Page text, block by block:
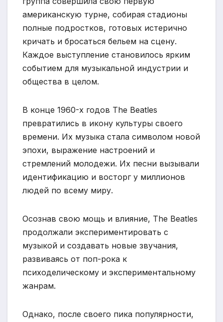
американскую турне, собирая стадионы
полные подростков, готовых истерично
кричать и бросаться бельем на сцену.
Каждое выступление становилось ярким
событием для музыкальной индустрии и
общества в целом.
В конце 1960-х годов The Beatles
превратились в икону культуры своего
времени. Их музыка стала символом новой
эпохи, выражение настроений и
стремлений молодежи. Их песни вызывали
идентификацию и восторг у миллионов
людей по всему миру.
Осознав свою мощь и влияние, The Beatles
продолжали экспериментировать с
музыкой и создавать новые звучания,
развиваясь от поп-рока к
психоделическому и экспериментальному
жанрам.
Однако, после своего пика популярности,